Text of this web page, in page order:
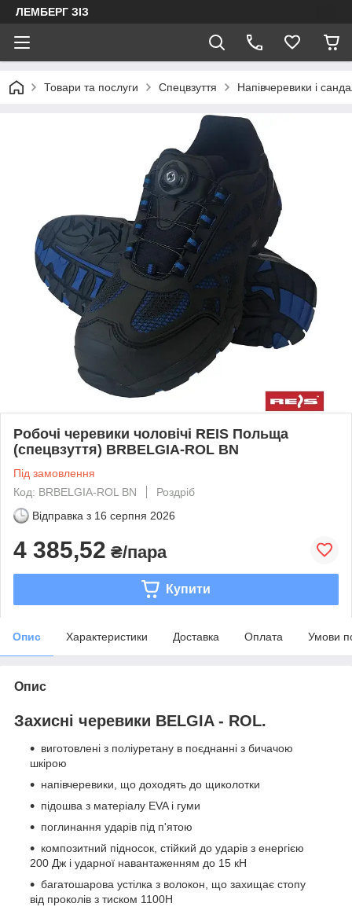
ЛЕМБЕРГ ЗІЗ
Товари та послуги Спецвзуття Напівчеревики і
Робочі черевики чоловічі REIS Польща
(спецвзуття) BRBELGIA-ROL BN
Під замовлення
Код: BRBELGIA-ROL BN
Роздріб
Відправка з 16 серпня 2026
4 385,52 ₴/пара
Купити
Опис Характеристики Доставка Оплата Умови
Опис
Захисні черевики BELGIA - ROL.
виготовлені з поліуретану в поєднанні з бичачою
шкірою
напівчеревики, що доходять до щиколотки
підошва з матеріалу EVA і гуми
поглинання ударів під п'ятою
композитний підносок, стійкий до ударів з енергією
200 Дж і ударної навантаженням до 15 кН
багатошарова устілка з волокон, що захищає стопу
від проколів з тиском 1100Н